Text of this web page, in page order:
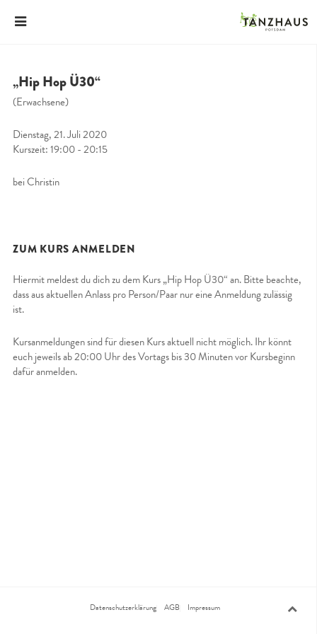
„Hip Hop Ü30“
(Erwachsene)
Dienstag, 21. Juli 2020
Kurszeit: 19:00 - 20:15
bei Christin
ZUM KURS ANMELDEN
Hiermit meldest du dich zu dem Kurs „Hip Hop Ü30“ an. Bitte beachte,
dass aus aktuellen Anlass pro Person/Paar nur eine Anmeldung zulässig
ist.
Kursanmeldungen sind für diesen Kurs aktuell nicht möglich. Ihr könnt
euch jeweils ab 20:00 Uhr des Vortags bis 30 Minuten vor Kursbeginn
dafür anmelden.
Datenschutzerklärung AGB Impressum